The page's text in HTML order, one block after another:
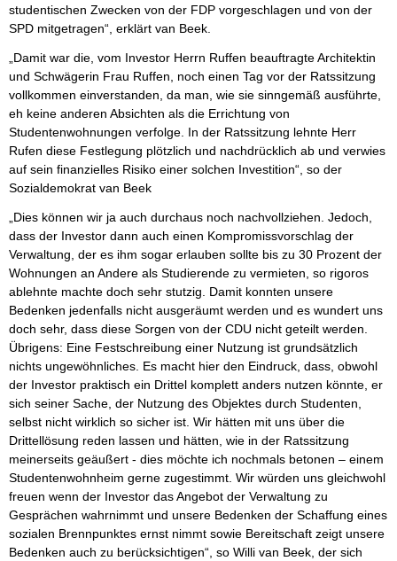
studentischen Zwecken von der FDP vorgeschlagen und von der
SPD mitgetragen“, erklärt van Beek.
„Damit war die, vom Investor Herrn Ruffen beauftragte Architektin
und Schwägerin Frau Ruffen, noch einen Tag vor der Ratssitzung
vollkommen einverstanden, da man, wie sie sinngemäß ausführte,
eh keine anderen Absichten als die Errichtung von
Studentenwohnungen verfolge. In der Ratssitzung lehnte Herr
Rufen diese Festlegung plötzlich und nachdrücklich ab und verwies
auf sein finanzielles Risiko einer solchen Investition“, so der
Sozialdemokrat van Beek
„Dies können wir ja auch durchaus noch nachvollziehen. Jedoch,
dass der Investor dann auch einen Kompromissvorschlag der
Verwaltung, der es ihm sogar erlauben sollte bis zu 30 Prozent der
Wohnungen an Andere als Studierende zu vermieten, so rigoros
ablehnte machte doch sehr stutzig. Damit konnten unsere
Bedenken jedenfalls nicht ausgeräumt werden und es wundert uns
doch sehr, dass diese Sorgen von der CDU nicht geteilt werden.
Übrigens: Eine Festschreibung einer Nutzung ist grundsätzlich
nichts ungewöhnliches. Es macht hier den Eindruck, dass, obwohl
der Investor praktisch ein Drittel komplett anders nutzen könnte, er
sich seiner Sache, der Nutzung des Objektes durch Studenten,
selbst nicht wirklich so sicher ist. Wir hätten mit uns über die
Drittellösung reden lassen und hätten, wie in der Ratssitzung
meinerseits geäußert - dies möchte ich nochmals betonen – einem
Studentenwohnheim gerne zugestimmt. Wir würden uns gleichwohl
freuen wenn der Investor das Angebot der Verwaltung zu
Gesprächen wahrnimmt und unsere Bedenken der Schaffung eines
sozialen Brennpunktes ernst nimmt sowie Bereitschaft zeigt unsere
Bedenken auch zu berücksichtigen“, so Willi van Beek, der sich